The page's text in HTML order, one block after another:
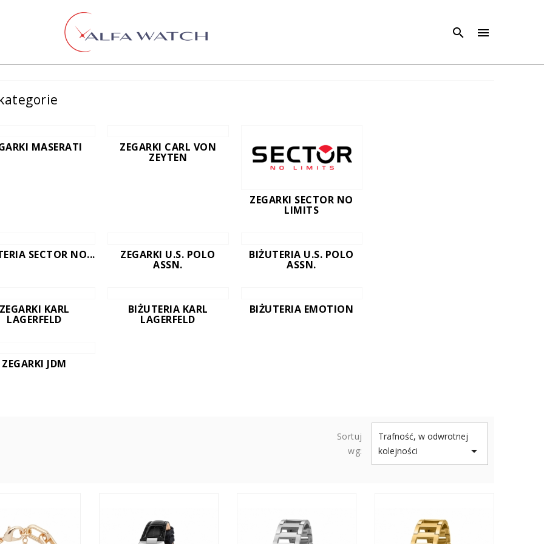
 
MASERATI ZEGARKI CARL VON
ZEYTEN
ZEGARKI SECTOR NO
LIMITS
SECTOR NO... ZEGARKI U.S. POLO
ASSN.
BIŻUTERIA U.S. POLO
ASSN.
ZEGARKI KARL
LAGERFELD
BIŻUTERIA KARL
LAGERFELD
BIŻUTERIA EMOTION
ZEGARKI JDM
Sortuj
wg:
Trafność, w odwrotnej
kolejności
